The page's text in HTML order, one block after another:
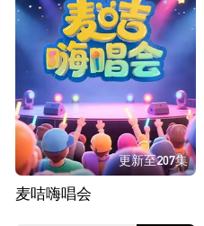
更新至207集
麦咭嗨唱会